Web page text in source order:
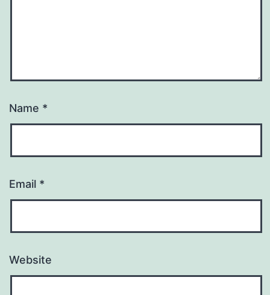
Name *
Email *
Website